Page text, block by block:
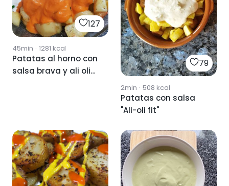
127
45min · 1281 kcal
Patatas al horno con
salsa brava y ali oli
79
2min · 508 kcal
Patatas con salsa
"Ali-oli fit"